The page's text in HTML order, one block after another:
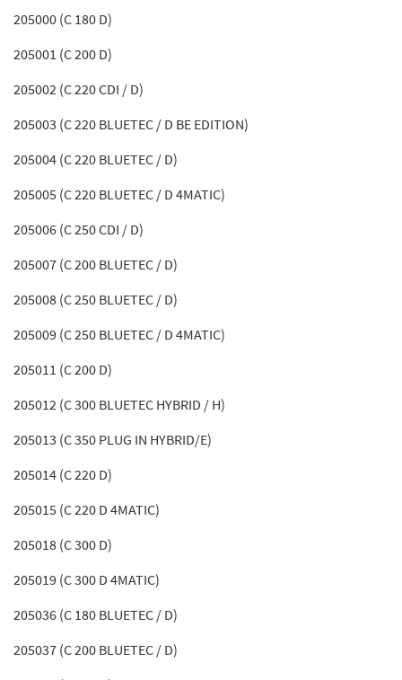
205000 (C 180 D)
205001 (C 200 D)
205002 (C 220 CDI / D)
205003 (C 220 BLUETEC / D BE EDITION)
205004 (C 220 BLUETEC / D)
205005 (C 220 BLUETEC / D 4MATIC)
205006 (C 250 CDI / D)
205007 (C 200 BLUETEC / D)
205008 (C 250 BLUETEC / D)
205009 (C 250 BLUETEC / D 4MATIC)
205011 (C 200 D)
205012 (C 300 BLUETEC HYBRID / H)
205013 (C 350 PLUG IN HYBRID/E)
205014 (C 220 D)
205015 (C 220 D 4MATIC)
205018 (C 300 D)
205019 (C 300 D 4MATIC)
205036 (C 180 BLUETEC / D)
205037 (C 200 BLUETEC / D)